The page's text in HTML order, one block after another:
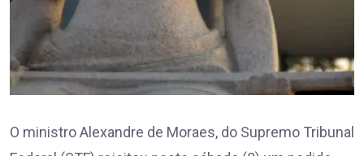
O ministro Alexandre de Moraes, do Supremo Tribunal